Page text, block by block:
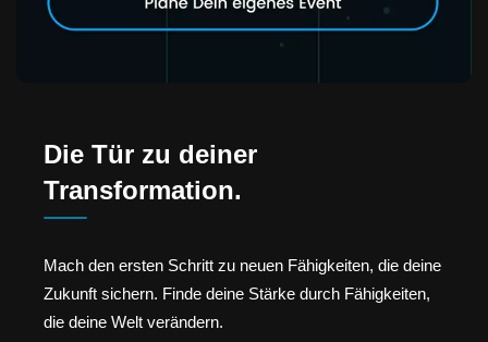
Die Tür zu deiner
Transformation.
Mach den ersten Schritt zu neuen Fähigkeiten, die deine
Zukunft sichern. Finde deine Stärke durch Fähigkeiten,
die deine Welt verändern.